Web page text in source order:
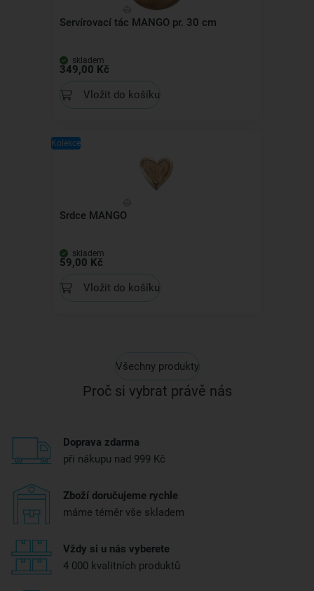
Servírovací tác MANGO pr. 30 cm
skladem
349,00 Kč
Vložit do košíku
Kolekce
Srdce MANGO
skladem
59,00 Kč
Vložit do košíku
Všechny produkty
Proč si vybrat právě nás
Doprava zdarma
při nákupu nad 999 Kč
Zboží doručujeme rychle
máme téměr vše skladem
Vždy si u nás vyberete
4 000 kvalitních produktů